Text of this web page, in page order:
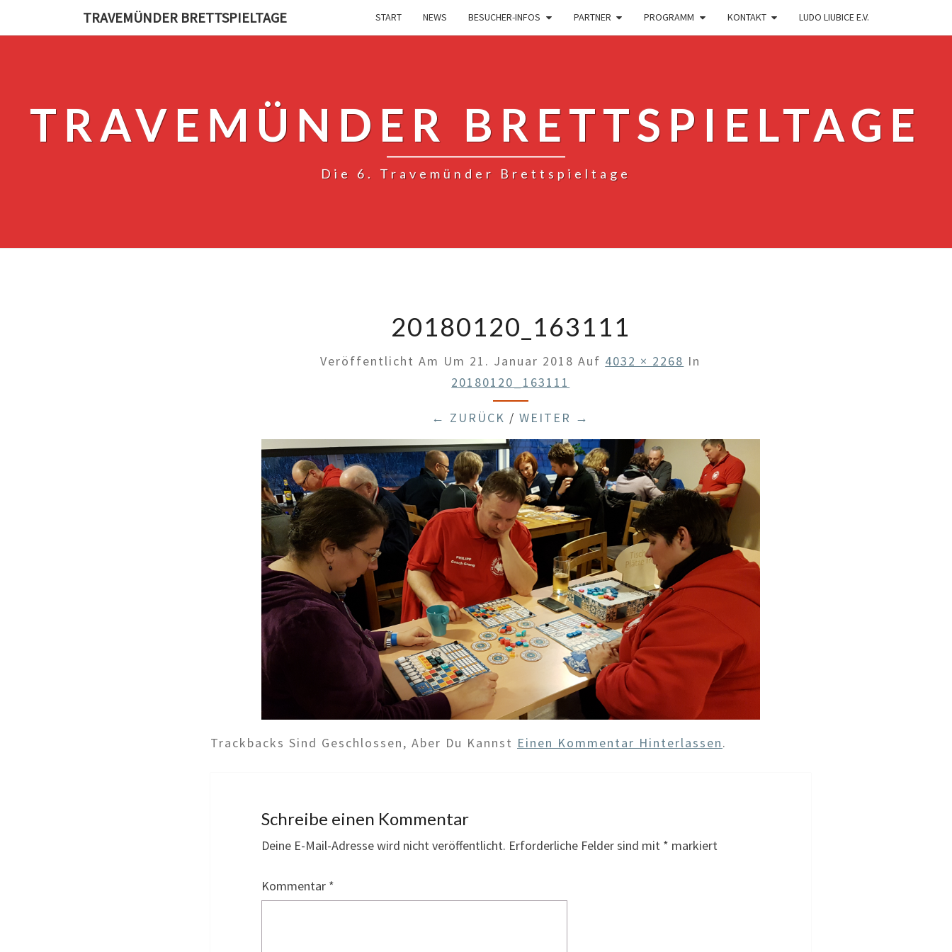
TRAVEMÜNDER BRETTSPIELTAGE START NEWS BESUCHER-INFOS PARTNER PROGRAMM KONTAKT LUDO LIUBICE E.V.
TRAVEMÜNDER BRETTSPIELTAGE
Die 6. Travemünder Brettspieltage
20180120_163111
Veröffentlicht Am Um 21. Januar 2018 Auf 4032 × 2268 In
20180120_163111
← ZURÜCK /WEITER →
Trackbacks Sind Geschlossen, Aber Du Kannst Einen Kommentar Hinterlassen.
Schreibe einen Kommentar
Deine E-Mail-Adresse wird nicht veröffentlicht. Erforderliche Felder sind mit * markiert
Kommentar *